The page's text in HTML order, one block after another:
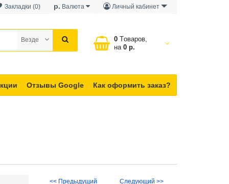
Личный кабинет
р. Валюта
Закладки (0)
0 Tоваров,
на
0 р.
Везде
Отзывы Google Как оформить заказ?
<< Предыдущий Следующий >>